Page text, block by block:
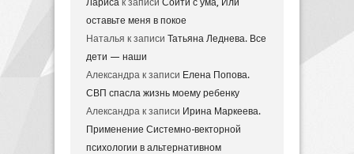
Лариса к записи Сойти с ума, Или
оставьте меня в покое
Наталья к записи Татьяна Леднева. Все
дети — наши
Александра к записи Елена Попова.
СВП спасла жизнь моему ребенку
Александра к записи Ирина Маркеева.
Применение Системно-векторной
психологии в альтернативном